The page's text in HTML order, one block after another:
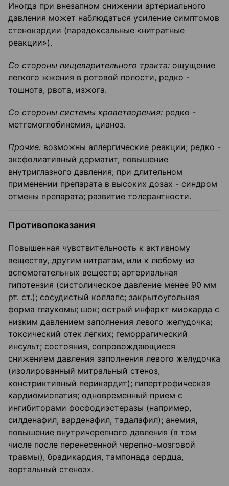
Иногда при внезапном снижении артериального
давления может наблюдаться усиление симптомов
стенокардии (парадоксальные «нитратные
реакции»).
Со стороны пищеварительного тракта: ощущение
легкого жжения в ротовой полости, редко -
тошнота, рвота, изжога.
Со стороны системы кроветворения: редко -
метгемоглобинемия, цианоз.
Прочие: возможны аллергические реакции; редко -
эксфолиативный дерматит, повышение
внутриглазного давления; при длительном
применении препарата в высоких дозах - синдром
отмены препарата; развитие толерантности.
Противопоказания
Повышенная чувствительность к активному
веществу, другим нитратам, или к любому из
вспомогательных веществ; артериальная
гипотензия (систолическое давление менее 90 мм
рт. ст.); сосудистый коллапс; закрытоугольная
форма глаукомы; шок; острый инфаркт миокарда с
низким давлением заполнения левого желудочка;
токсический отек легких; геморрагический
инсульт; состояния, сопровождающиеся
снижением давления заполнения левого желудочка
(изолированный митральный стеноз,
констриктивный перикардит); гипертрофическая
кардиомиопатия; одновременный прием с
ингибиторами фосфодиэстеразы (например,
силденафил, варденафил, тадалафил); анемия,
повышение внутричерепного давления (в том
числе после перенесенной черепно-мозговой
травмы), брадикардия, тампонада сердца,
аортальный стеноз».